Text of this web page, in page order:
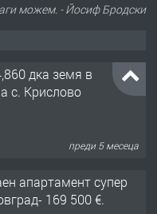
можем. - Йосиф Бродски
дка земя в
с. Крислово
преди 5 месеца
апартамент супер
169 500 €.